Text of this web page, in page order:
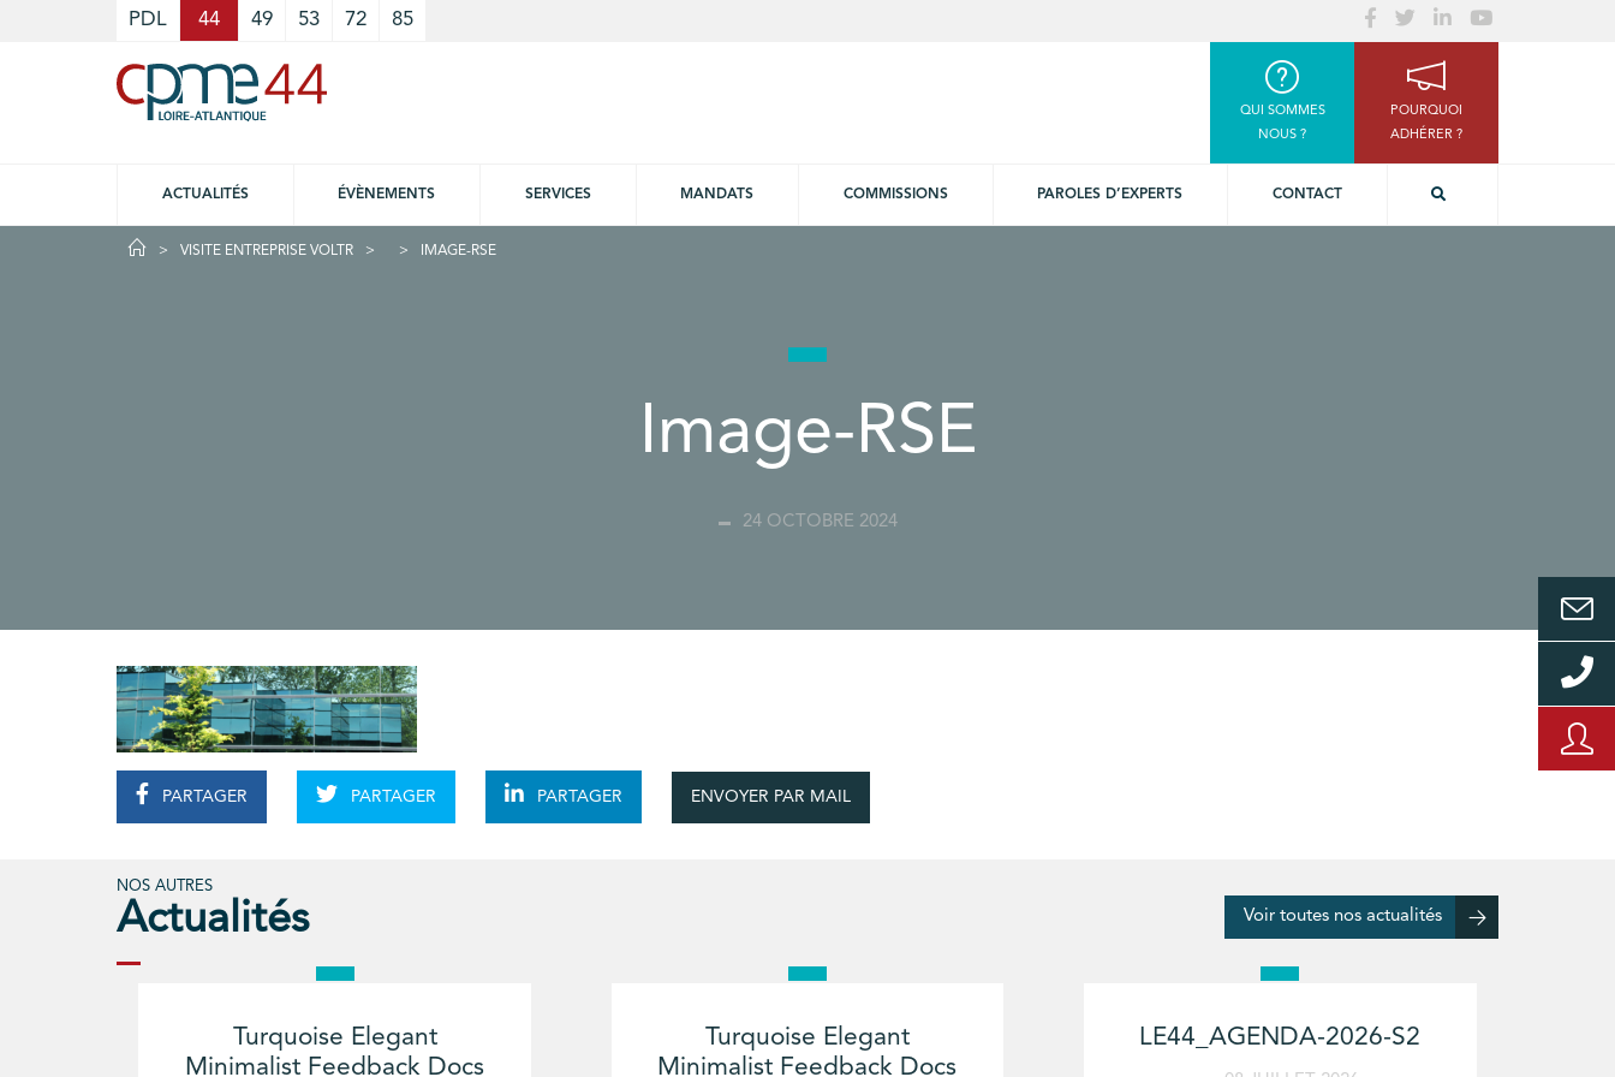
PDL 44 49 53 72 85
QUI SOMMES
NOUS ?
POURQUOI
ADHÉRER ?
ACTUALITÉS ÉVÈNEMENTS SERVICES MANDATS COMMISSIONS PAROLES D’EXPERTS CONTACT
VISITE ENTREPRISE VOLTR IMAGE-RSE
Image-RSE
24 OCTOBRE 2024
PARTAGER PARTAGER PARTAGER ENVOYER PAR MAIL
NOS AUTRES
Actualités Voir toutes nos actualités
Turquoise Elegant
Minimalist Feedback Docs
Turquoise Elegant
Minimalist Feedback Docs
LE44_AGENDA-2026-S2
Cookies management panel